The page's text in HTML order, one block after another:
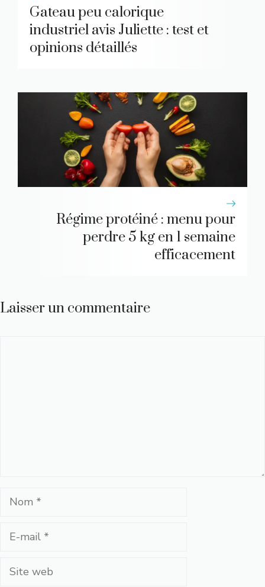
Gateau peu calorique
industriel avis Juliette : test et
opinions détaillés
Régime protéiné : menu pour
perdre 5 kg en 1 semaine
efficacement
Laisser un commentaire
Nom
Site